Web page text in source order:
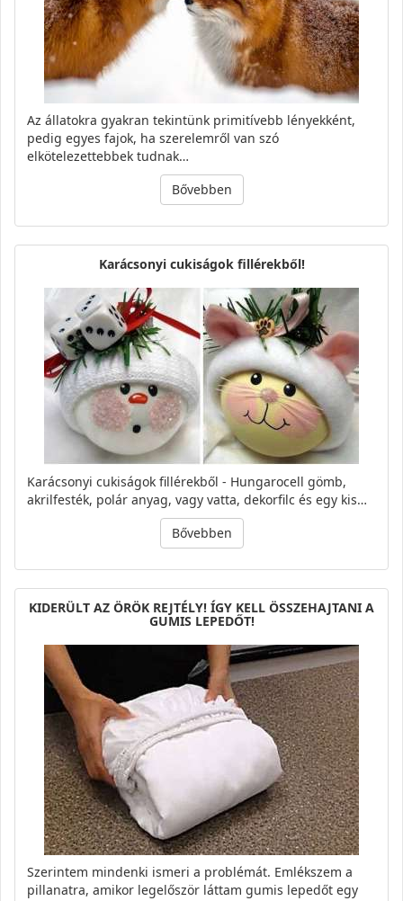
Az állatokra gyakran tekintünk primitívebb lényekként,
pedig egyes fajok, ha szerelemről van szó
elkötelezettebbek tudnak…
Bővebben
Karácsonyi cukiságok fillérekből!
Karácsonyi cukiságok fillérekből - Hungarocell gömb,
akrilfesték, polár anyag, vagy vatta, dekorfilc és egy kis…
Bővebben
KIDERÜLT AZ ÖRÖK REJTÉLY! ÍGY KELL ÖSSZEHAJTANI A
GUMIS LEPEDŐT!
Szerintem mindenki ismeri a problémát. Emlékszem a
pillanatra, amikor legelőször láttam gumis lepedőt egy